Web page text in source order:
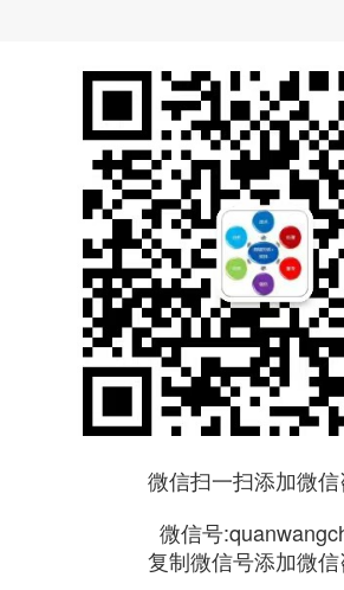
微信扫一扫添加微
微信号
复制微信号添加微